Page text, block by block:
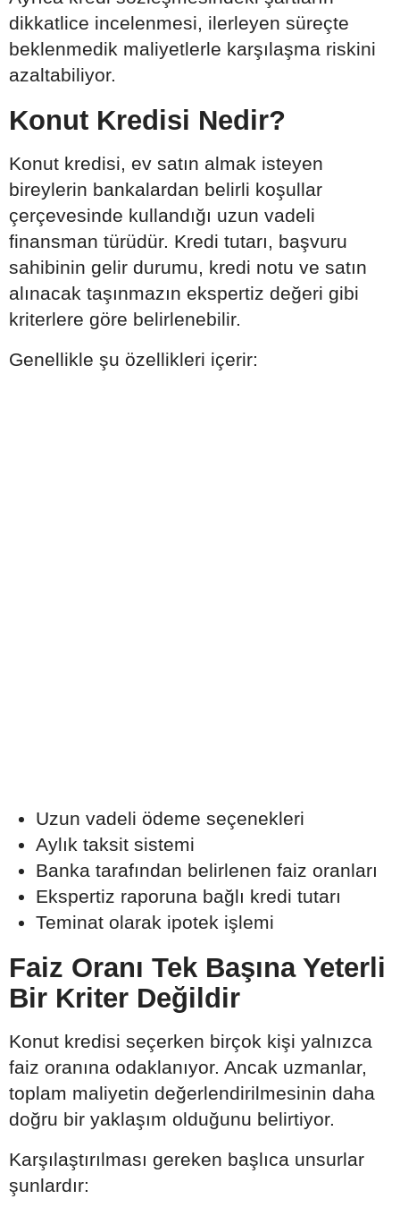
dikkatlice incelenmesi, ilerleyen süreçte
beklenmedik maliyetlerle karşılaşma riskini
azaltabiliyor.
Konut Kredisi Nedir?
Konut kredisi, ev satın almak isteyen
bireylerin bankalardan belirli koşullar
çerçevesinde kullandığı uzun vadeli
finansman türüdür. Kredi tutarı, başvuru
sahibinin gelir durumu, kredi notu ve satın
alınacak taşınmazın ekspertiz değeri gibi
kriterlere göre belirlenebilir.
Genellikle şu özellikleri içerir:
Uzun vadeli ödeme seçenekleri
Aylık taksit sistemi
Banka tarafından belirlenen faiz oranları
Ekspertiz raporuna bağlı kredi tutarı
Teminat olarak ipotek işlemi
Faiz Oranı Tek Başına Yeterli
Bir Kriter Değildir
Konut kredisi seçerken birçok kişi yalnızca
faiz oranına odaklanıyor. Ancak uzmanlar,
toplam maliyetin değerlendirilmesinin daha
doğru bir yaklaşım olduğunu belirtiyor.
Karşılaştırılması gereken başlıca unsurlar
şunlardır: